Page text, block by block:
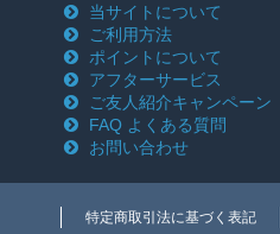
当サイトについて
ご利用方法
ポイントについて
アフターサービス
ご友人紹介キャンペーン
FAQ よくある質問
お問い合わせ
特定商取引法に基づく表記